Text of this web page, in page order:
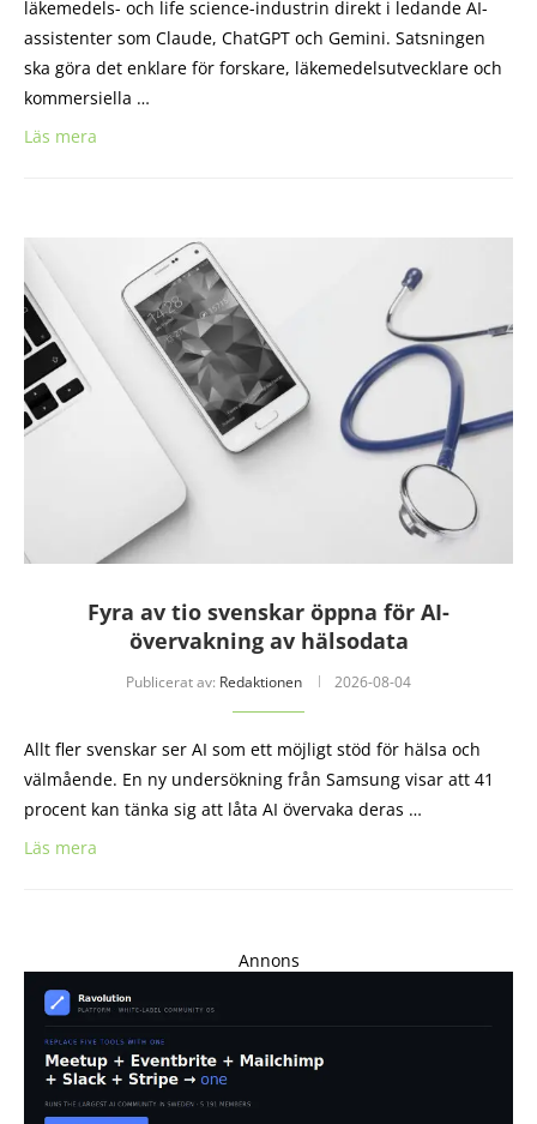
läkemedels- och life science-industrin direkt i ledande AI-
assistenter som Claude, ChatGPT och Gemini. Satsningen
ska göra det enklare för forskare, läkemedelsutvecklare och
kommersiella …
Läs mera
Fyra av tio svenskar öppna för AI-
övervakning av hälsodata
Publicerat av: Redaktionen 2026-08-04
Allt fler svenskar ser AI som ett möjligt stöd för hälsa och
välmående. En ny undersökning från Samsung visar att 41
procent kan tänka sig att låta AI övervaka deras …
Läs mera
Annons